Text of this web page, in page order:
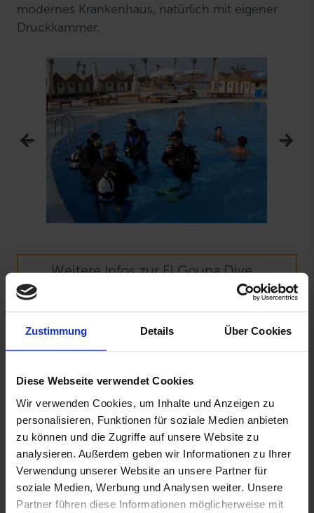
Zustimmung Details Über Cookies
Diese Webseite verwendet Cookies
Wir verwenden Cookies, um Inhalte und Anzeigen zu
personalisieren, Funktionen für soziale Medien anbieten
zu können und die Zugriffe auf unsere Website zu
analysieren. Außerdem geben wir Informationen zu Ihrer
Verwendung unserer Website an unsere Partner für
soziale Medien, Werbung und Analysen weiter. Unsere
Partner führen diese Informationen möglicherweise mit
modernes Krankenhaus, natürlich mit eigener
Druckkammer.
Weitere Infos zur El Gouna Dive
Weitere Aktivitäten
Als Gast des Sultan Bey Hotels haben Sie auch
Zugang zum Strand des Hotels auf der nahe
gelegenen Insel Zeytouna. Dieser wird mit den
kostenlosen Shuttle-Booten erreicht, die alle 45
Minuten zwischen dem Hotel und dem Strand
verkehren. Der Strand ist mit Liegen,
Sonnenschirmen und Windschutz ausgestattet.